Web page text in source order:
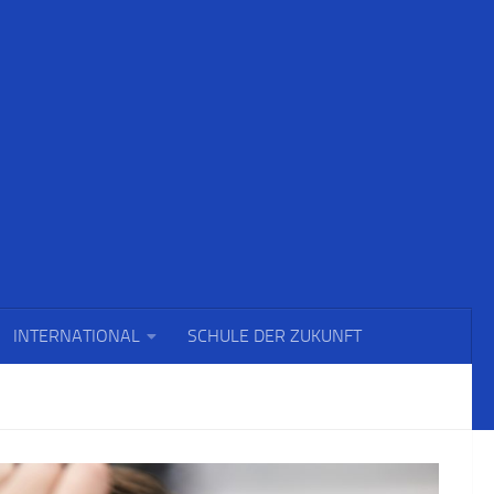
INTERNATIONAL SCHULE DER ZUKUNFT